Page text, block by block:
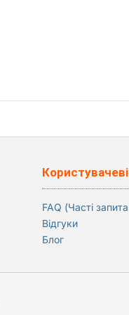
Користувачеві
FAQ (Часті
Відгуки
Блог